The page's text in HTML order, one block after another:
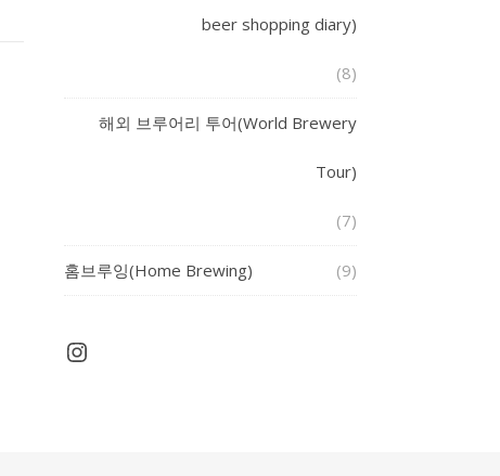
beer shopping diary)
(8)
해외 브루어리 투어(World Brewery
Tour)
(7)
홈브루잉(Home Brewing) (9)
Instagram